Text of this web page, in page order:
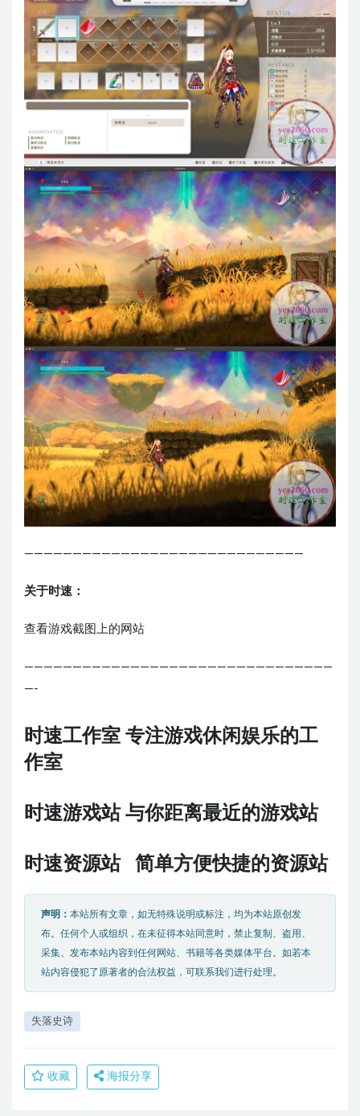
—————————————————————————————
关于时速：
查看游戏截图上的网站
————————————————————————————————
—-
时速工作室 专注游戏休闲娱乐的工
作室
时速游戏站 与你距离最近的游戏站
时速资源站 简单方便快捷的资源站
声明： 本站所有文章，如无特殊说明或标注，均为本站原创发
布。任何个人或组织，在未征得本站同意时，禁止复制、盗用、
采集、发布本站内容到任何网站、书籍等各类媒体平台。如若本
站内容侵犯了原著者的合法权益，可联系我们进行处理。
失落史诗
收藏 海报分享